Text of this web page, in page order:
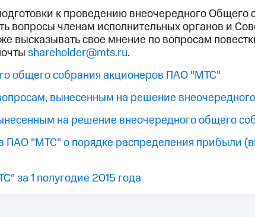
к проведению внеочередного
вопросы членам исполнительных органов и
высказывать свое мнение по вопросам
shareholder@mts.ru.
общего собрания акционеров ПАО "МТС"
вынесенным на решение
на решение внеочередного общего
ПАО "МТС" о порядке распределения прибыли
за 1 полугодие 2015 года